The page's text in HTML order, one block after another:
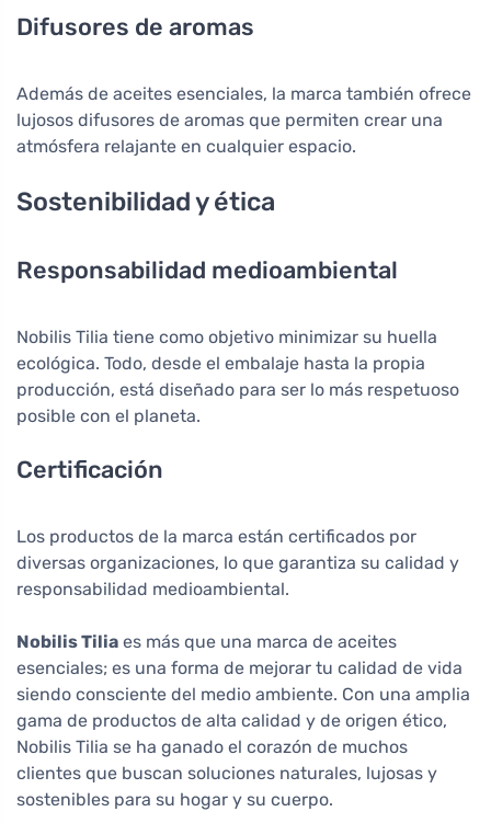
Difusores de aromas
Además de aceites esenciales, la marca también ofrece
lujosos difusores de aromas que permiten crear una
atmósfera relajante en cualquier espacio.
Sostenibilidad y ética
Responsabilidad medioambiental
Nobilis Tilia tiene como objetivo minimizar su huella
ecológica. Todo, desde el embalaje hasta la propia
producción, está diseñado para ser lo más respetuoso
posible con el planeta.
Certificación
Los productos de la marca están certificados por
diversas organizaciones, lo que garantiza su calidad y
responsabilidad medioambiental.
Nobilis Tilia es más que una marca de aceites
esenciales; es una forma de mejorar tu calidad de vida
siendo consciente del medio ambiente. Con una amplia
gama de productos de alta calidad y de origen ético,
Nobilis Tilia se ha ganado el corazón de muchos
clientes que buscan soluciones naturales, lujosas y
sostenibles para su hogar y su cuerpo.